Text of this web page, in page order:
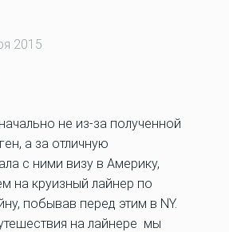
2015
не из-за полученной
а за отличную
с ними визу в Америку,
на круизный лайнер по
побывав перед этим в NY.
на лайнере мы